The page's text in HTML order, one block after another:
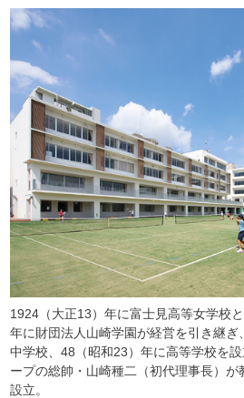
1924（大正13）年に富士見高等女学校
年に財団法人山崎学園が経営を引き継
中学校、48（昭和23）年に高等学校を
ープの総帥・山崎種二（初代理事長）が
設立。